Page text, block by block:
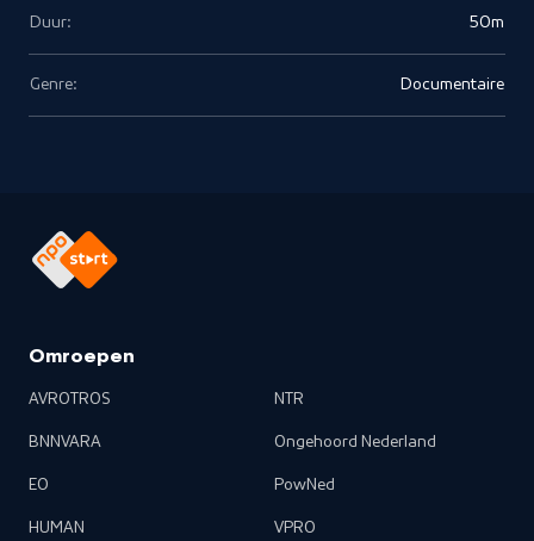
Duur: 50m
Genre: Documentaire
Omroepen
AVROTROS
BNNVARA
EO
HUMAN
NTR
Ongehoord Nederland
PowNed
VPRO